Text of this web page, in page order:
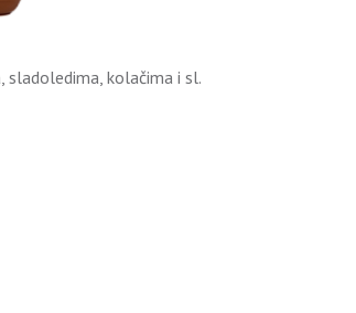
sladoledima, kolačima i sl.